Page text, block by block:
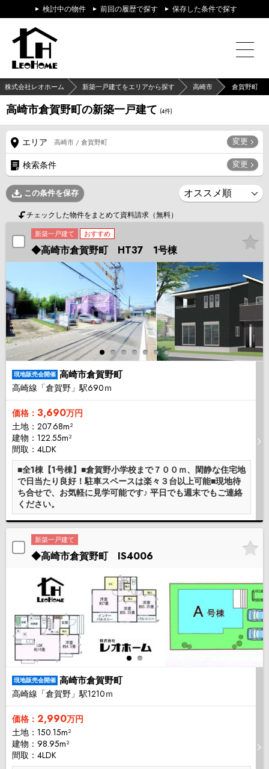
検討中の物件 前回の履歴で探す 保存した条件で探す
株式会社レオホーム 新築一戸建てをエリアから探す 高崎市 倉賀野町
高崎市倉賀野町の新築一戸建て (4件)
エリア 高崎市 / 倉賀野町 変更
検索条件 変更
この条件を保存
チェックした物件をまとめて資料請求（無料）
新築一戸建て おすすめ
◆高崎市倉賀野町 HT37 1号棟
現地販売会開催 高崎市倉賀野町
高崎線「倉賀野」駅690ｍ
価格： 3,690万円
土地：207.68m²
建物：122.55m²
間取：4LDK
■全1棟【1号棟】■倉賀野小学校まで７００ｍ、閑静な住宅地
で日当たり良好！駐車スペースは楽々３台以上可能■現地待
ち合せで、お気軽に見学可能です♪ 平日でも週末でもご連絡
ください。
新築一戸建て
◆高崎市倉賀野町 IS4006
現地販売会開催 高崎市倉賀野町
高崎線「倉賀野」駅1210ｍ
価格： 2,990万円
土地：150.15m²
建物：98.95m²
間取：4LDK